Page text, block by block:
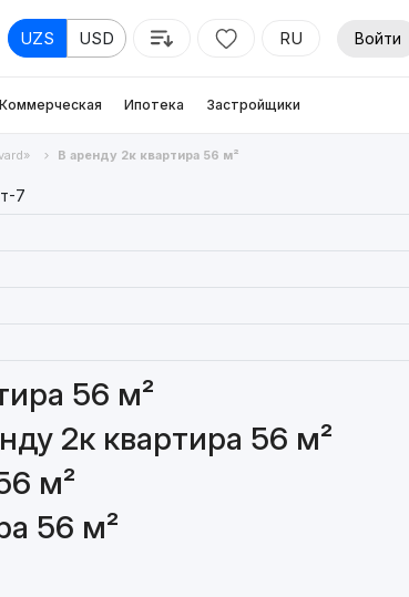
UZS USD RU Войти
Коммерческая Ипотека Застройщики
В аренду 2к квартира 56 м²
7
56 м²
2к квартира 56 м²
м²
56 м²